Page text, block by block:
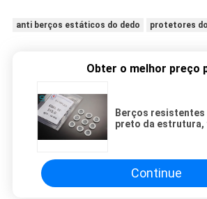
anti berços estáticos do dedo protetores
Obter o melhor preço
Berços resistentes
preto da estrutura,
Continue